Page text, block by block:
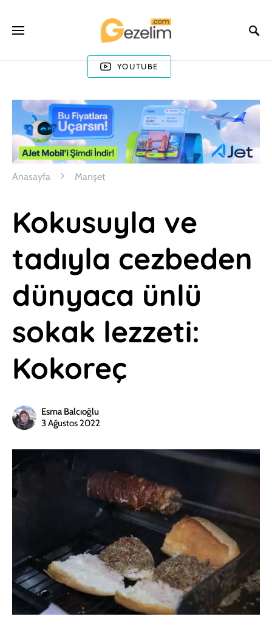
YOUTUBE
Anasayfa Manşet
Kokusuyla ve
tadıyla cezbeden
dünyaca ünlü
sokak lezzeti:
Kokoreç
Esma Balcıoğlu
3 Ağustos 2022